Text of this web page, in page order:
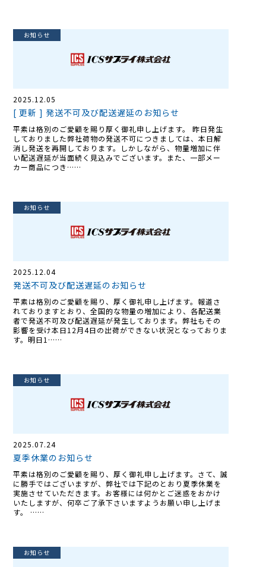
お知らせ
2025.12.05
[ 更新 ] 発送不可及び配送遅延のお知らせ
平素は格別のご愛顧を賜り厚く御礼申し上げます。 昨日発生
しておりました弊社荷物の発送不可につきましては、本日解
消し発送を再開しております。しかしながら、物量増加に伴
い配送遅延が当面続く見込みでございます。また、一部メー
カー商品につき……
お知らせ
2025.12.04
発送不可及び配送遅延のお知らせ
平素は格別のご愛顧を賜り、厚く御礼申し上げます。報道さ
れておりますとおり、全国的な物量の増加により、各配送業
者で発送不可及び配送遅延が発生しております。弊社もその
影響を受け本日12月4日の出荷ができない状況となっておりま
す。明日1……
お知らせ
2025.07.24
夏季休業のお知らせ
平素は格別のご愛顧を賜り、厚く御礼申し上げます。さて、誠
に勝手ではございますが、弊社では下記のとおり夏季休業を
実施させていただきます。お客様には何かとご迷惑をおかけ
いたしますが、何卒ご了承下さいますようお願い申し上げま
す。 ……
お知らせ